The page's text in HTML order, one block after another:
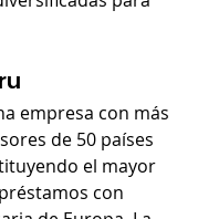
empresa con más
de 50 países
el mayor
con